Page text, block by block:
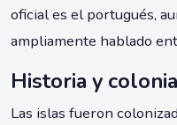
oficial es el portugués,
ampliamente hablado
Historia y
Las islas fueron